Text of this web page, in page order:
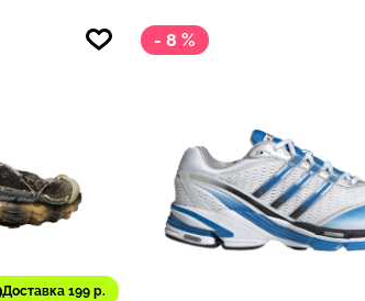
Доставка 199 р.
- 8 %